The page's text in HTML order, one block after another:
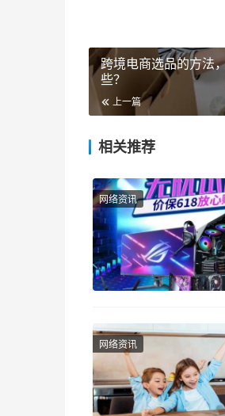
跨境电商选品的方法
些？
上一篇
相关推荐
网络资讯
网络资讯